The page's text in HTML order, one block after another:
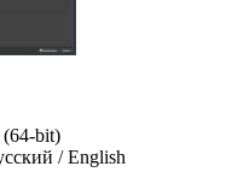
bit)
/ English